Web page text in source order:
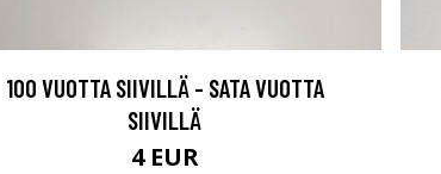
100 VUOTTA SIIVILLÄ - SATA VUOTTA
SIIVILLÄ
4 EUR